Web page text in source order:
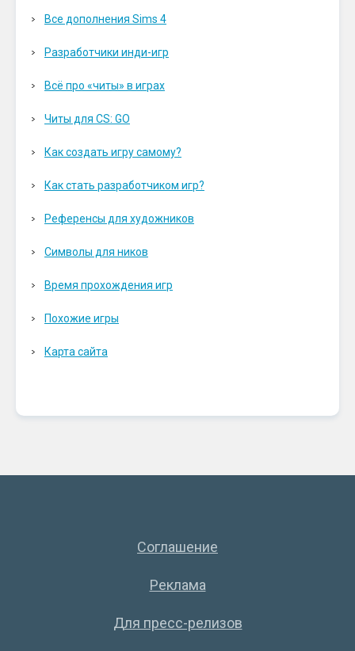
Все дополнения Sims 4
Разработчики инди-игр
Всё про «читы» в играх
Читы для CS: GO
Как создать игру самому?
Как стать разработчиком игр?
Референсы для художников
Символы для ников
Время прохождения игр
Похожие игры
Карта сайта
Соглашение
Реклама
Для пресс-релизов